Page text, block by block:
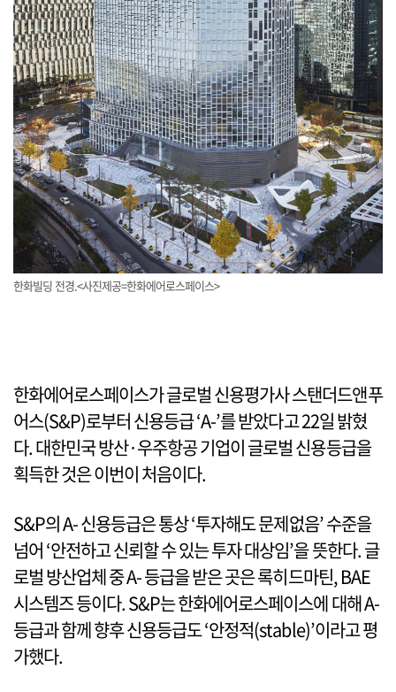
한화빌딩 전경.<사진제공=한화에어로스페이스>
한화에어로스페이스가 글로벌 신용평가사 스탠더드앤푸
어스(S&P)로부터 신용등급 ‘A-’를 받았다고 22일 밝혔
다. 대한민국 방산·우주항공 기업이 글로벌 신용등급을
획득한 것은 이번이 처음이다.
S&P의 A- 신용등급은 통상 ‘투자해도 문제없음’ 수준을
넘어 ‘안전하고 신뢰할 수 있는 투자 대상임’을 뜻한다. 글
로벌 방산업체 중 A- 등급을 받은 곳은 록히드마틴, BAE
시스템즈 등이다. S&P는 한화에어로스페이스에 대해 A-
등급과 함께 향후 신용등급도 ‘안정적(stable)’이라고 평
가했다.